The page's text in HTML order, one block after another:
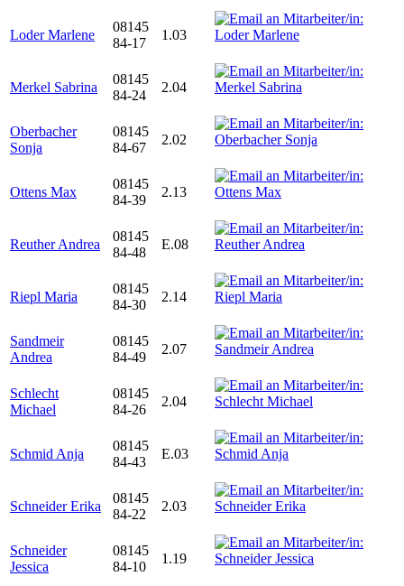
Loder Marlene
08145
84-17
1.03
Merkel Sabrina
08145
84-24
2.04
Oberbacher
Sonja
08145
84-67
2.02
Ottens Max
08145
84-39
2.13
Reuther Andrea
08145
84-48
E.08
Riepl Maria
08145
84-30
2.14
Sandmeir
Andrea
08145
84-49
2.07
Schlecht
Michael
08145
84-26
2.04
Schmid Anja
08145
84-43
E.03
Schneider Erika
08145
84-22
2.03
Schneider
Jessica
08145
84-10
1.19